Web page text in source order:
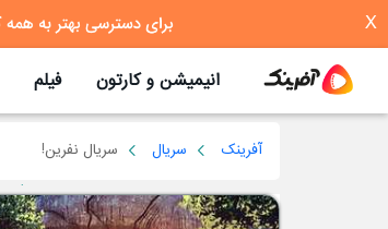
X
انیمیشن و کارتون فیلم
آفرینک سریال سریال نفرین!